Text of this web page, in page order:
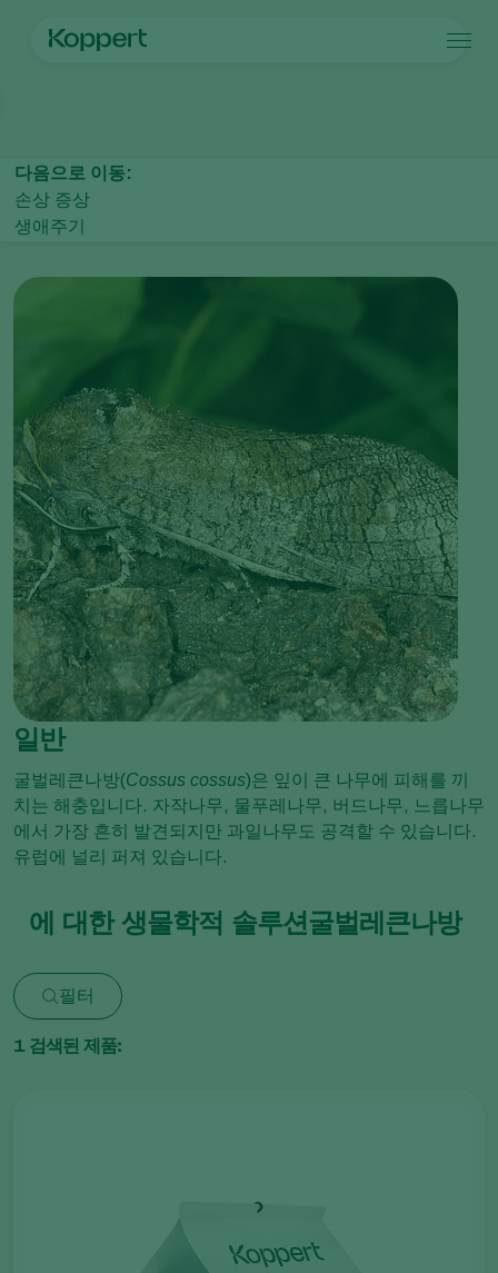
식물 질병 관리
수분
식물 건강
모니터링
시설 채소
관상용(화훼, 잔디)
과일류
해충과 질병
해충 방제
식물 질병
코퍼트 소개
코퍼트 소개
코퍼트 소개
코퍼트 채용 정보
검색
다음으로 이동:
손상 증상
생애주기
일반
굴벌레큰나방(Cossus cossus)은 잎이 큰 나무에 피해를 끼
치는 해충입니다. 자작나무, 물푸레나무, 버드나무, 느릅나무
에서 가장 흔히 발견되지만 과일나무도 공격할 수 있습니다.
유럽에 널리 퍼져 있습니다.
에 대한 생물학적 솔루션굴벌레큰나방
필터
1 검색된 제품: